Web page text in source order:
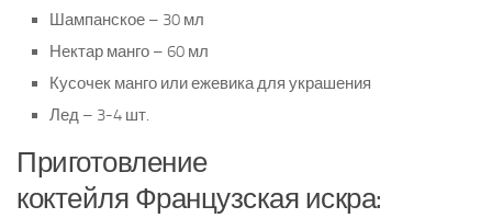
Шампанское – 30 мл
Нектар манго – 60 мл
Кусочек манго или ежевика для украшения
Лед – 3-4 шт.
Приготовление
коктейля Французская искра: